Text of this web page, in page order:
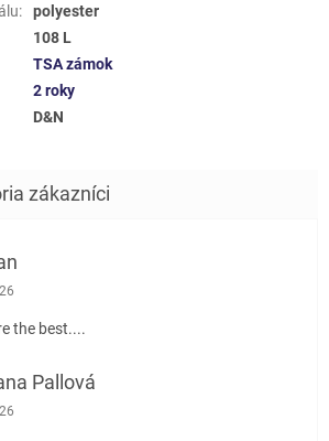
:
polyester
108 L
TSA zámok
2 roky
D&N
obchodu je 5 z 5 hviezdičiek.
the best....
Pallová
obchodu je 5 z 5 hviezdičiek.